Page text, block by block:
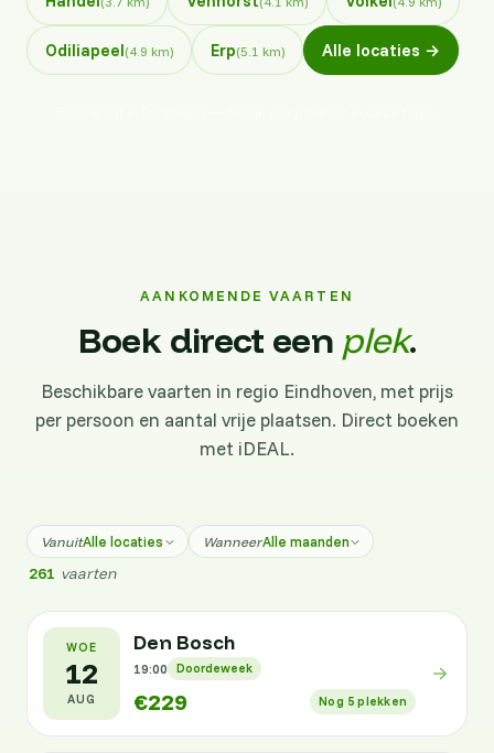
Odiliapeel(4.9 km) Erp(5.1 km) Alle locaties →
AANKOMENDE VAARTEN
Boek direct een plek.
Beschikbare vaarten in regio Eindhoven, met prijs
per persoon en aantal vrije plaatsen. Direct boeken
met iDEAL.
VanuitAlle locaties WanneerAlle maanden
261 vaarten
WOE
12
AUG
Den Bosch
19:00 Doordeweek
€229 Nog 5 plekken